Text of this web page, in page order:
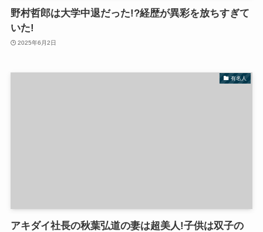
野村哲郎は大学中退だった!?経歴が異彩を放ちすぎて
いた!
2025年6月2日
有名人
アキダイ社長の秋葉弘道の妻は超美人!子供は双子の